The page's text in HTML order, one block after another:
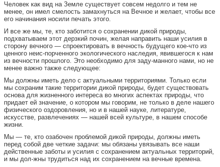
Человек как вид на Земле существует совсем недолго и тем не
менее, он имел смелость замахнуться на Вечное и желает, чтобы все
его начинания носили печать этого.
И все же мы, те, кто заботится о сохранении дикой природы,
подхватываем этот дерзкий почин, желая направить наши усилия в
сторону вечного — спроектировать в вечность будущего кое-что из
ценного неис-порченного экологического наследия, явившегося к нам
из вечности прошлого. Это необходимо для заду-манного нами, но не
менее важно также следующее:
Мы должны иметь дело с актуальными территориями. Только если
мы сохраним такие территории дикой природы, будет существовать
основа для жизненного интереса во многих аспектах природы, что
придает ей значение, о котором мы говорим, не только в деле нашего
физического оздоровления, но и в нашей науке, литературе,
искусстве, развлечениях — нашей всей культуре, в нашем способе
жизни.
Мы — те, кто озабочен проблемой дикой природы, должны иметь
перед собой две четкие задачи: мы обязаны увязывать все наши
действенные заботы и усилия с сохранением актуальных территорий,
и мы дол-жны трудиться над их сохранением на вечные времена.